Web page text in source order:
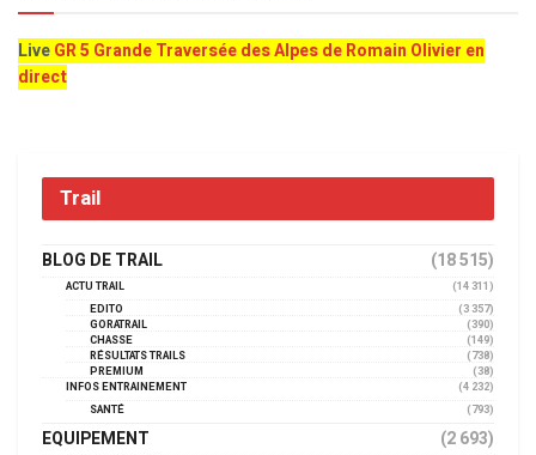
LiveGR 5 Grande Traversée des Alpes de Romain Olivier en
direct
Trail
BLOG DE TRAIL (18 515)
ACTU TRAIL
(14 311)
EDITO
(3 357)
GORATRAIL
(390)
CHASSE
(149)
RÉSULTATS TRAILS
(738)
PREMIUM
(38)
INFOS ENTRAINEMENT
(4 232)
SANTÉ
(793)
EQUIPEMENT (2 693)